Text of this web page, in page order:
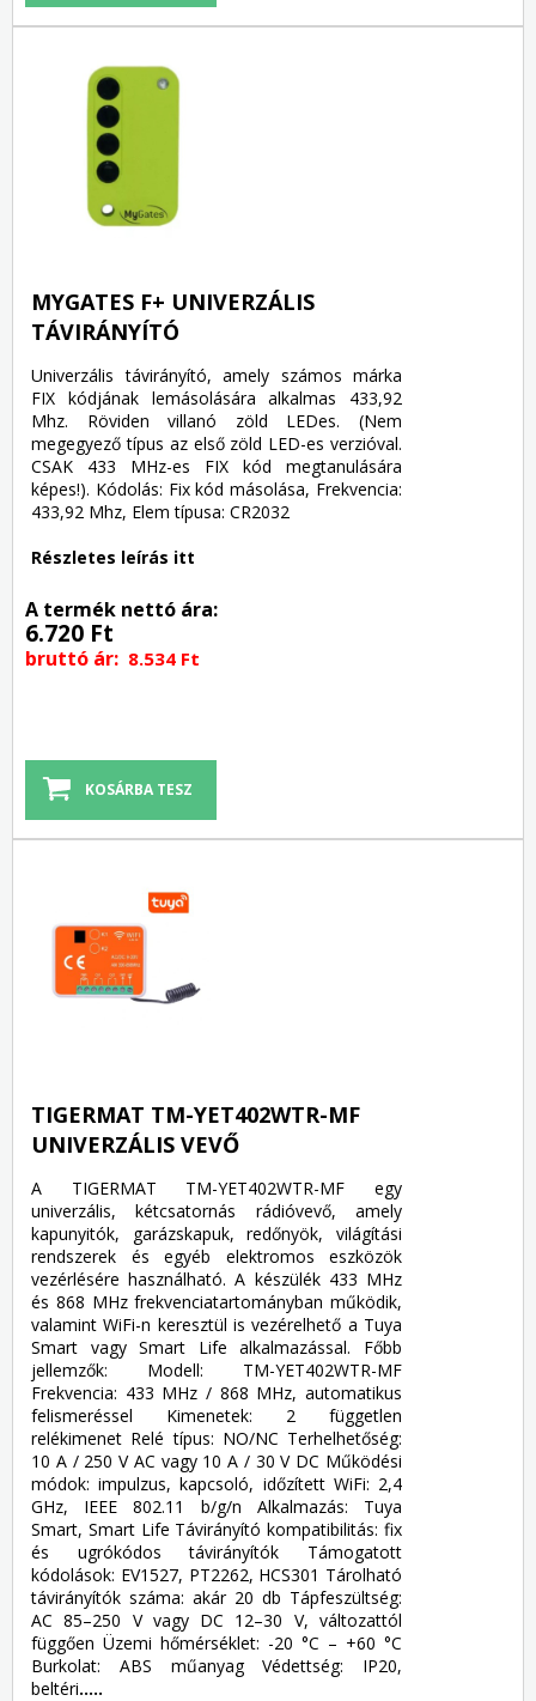
MYGATES F+ UNIVERZÁLIS
TÁVIRÁNYÍTÓ
Univerzális távirányító, amely számos márka
FIX kódjának lemásolására alkalmas 433,92
Mhz. Röviden villanó zöld LEDes. (Nem
megegyező típus az első zöld LED-es verzióval.
CSAK 433 MHz-es FIX kód megtanulására
képes!). Kódolás: Fix kód másolása, Frekvencia:
433,92 Mhz, Elem típusa: CR2032
Részletes leírás itt
A termék nettó ára:
6.720 Ft
bruttó ár: 8.534 Ft
TIGERMAT TM-YET402WTR-MF
UNIVERZÁLIS VEVŐ
A TIGERMAT TM-YET402WTR-MF egy
univerzális, kétcsatornás rádióvevő, amely
kapunyitók, garázskapuk, redőnyök, világítási
rendszerek és egyéb elektromos eszközök
vezérlésére használható. A készülék 433 MHz
és 868 MHz frekvenciatartományban működik,
valamint WiFi-n keresztül is vezérelhető a Tuya
Smart vagy Smart Life alkalmazással. Főbb
jellemzők: Modell: TM-YET402WTR-MF
Frekvencia: 433 MHz / 868 MHz, automatikus
felismeréssel Kimenetek: 2 független
relékimenet Relé típus: NO/NC Terhelhetőség:
10 A / 250 V AC vagy 10 A / 30 V DC Működési
módok: impulzus, kapcsoló, időzített WiFi: 2,4
GHz, IEEE 802.11 b/g/n Alkalmazás: Tuya
Smart, Smart Life Távirányító kompatibilitás: fix
és ugrókódos távirányítók Támogatott
kódolások: EV1527, PT2262, HCS301 Tárolható
távirányítók száma: akár 20 db Tápfeszültség:
AC 85–250 V vagy DC 12–30 V, változattól
függően Üzemi hőmérséklet: -20 °C – +60 °C
Burkolat: ABS műanyag Védettség: IP20,
beltéri.....